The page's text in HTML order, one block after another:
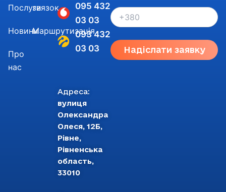
Адреса:
вулиця
Олександра
Олеся, 12Б,
Рівне,
Рівненська
область,
33010
095 432
03 03
093 432
03 03
Послуги
Новини
Про
нас
звязок
Маршрутизація
Надіслати заявку